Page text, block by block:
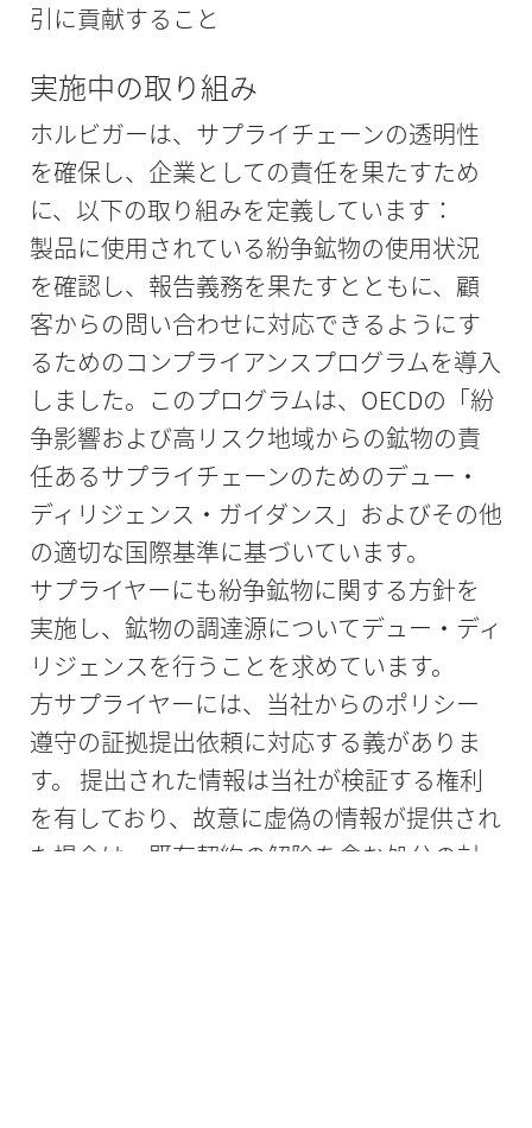
引に貢献すること
実施中の取り組み
ホルビガーは、サプライチェーンの透明性
を確保し、企業としての責任を果たすため
に、以下の取り組みを定義しています：
製品に使用されている紛争鉱物の使用状況
を確認し、報告義務を果たすとともに、顧
客からの問い合わせに対応できるようにす
るためのコンプライアンスプログラムを導入
しました。このプログラムは、OECDの「紛
争影響および高リスク地域からの鉱物の責
任あるサプライチェーンのためのデュー・
ディリジェンス・ガイダンス」およびその他
の適切な国際基準に基づいています。
サプライヤーにも紛争鉱物に関する方針を
実施し、鉱物の調達源についてデュー・ディ
リジェンスを行うことを求めています。
方サプライヤーには、当社からのポリシー
遵守の証拠提出依頼に対応する義がありま
す。 提出された情報は当社が検証する権利
を有しており、故意に虚偽の情報が提供され
た場合は、既存契約の解除を含む処分の対